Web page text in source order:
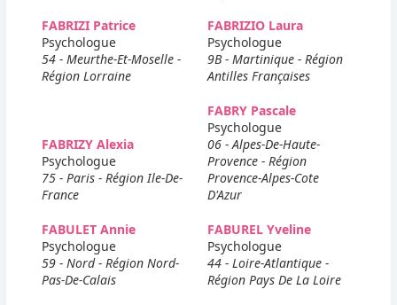
FABRIZI Patrice
Psychologue
54 - Meurthe-Et-Moselle -
Région Lorraine
FABRIZIO Laura
Psychologue
9B - Martinique - Région
Antilles Françaises
FABRIZY Alexia
Psychologue
75 - Paris - Région Ile-De-
France
FABRY Pascale
Psychologue
06 - Alpes-De-Haute-
Provence - Région
Provence-Alpes-Cote
D'Azur
FABULET Annie
Psychologue
59 - Nord - Région Nord-
Pas-De-Calais
FABUREL Yveline
Psychologue
44 - Loire-Atlantique -
Région Pays De La Loire